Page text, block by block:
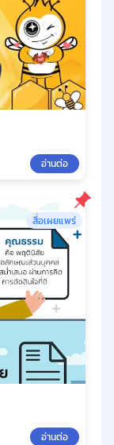
อ่านต่อ
สื่อเผยแพร่
อ่านต่อ